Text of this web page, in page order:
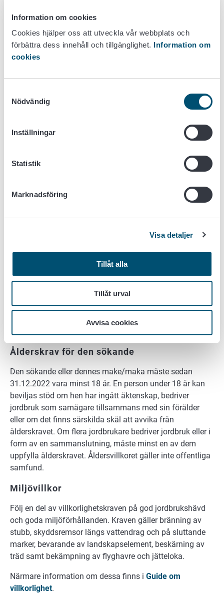
Information om cookies
Cookies hjälper oss att utveckla vår webbplats och
förbättra dess innehåll och tillgänglighet. Information om
cookies
Nödvändig
Inställningar
Statistik
Marknadsföring
Visa detaljer
Tillåt alla
Tillåt urval
Avvisa cookies
Jordbruks-,
trädgårds- och
åkergrödor
C2 norr och
skärgårdsområdena i
stödområde C
20
Jordbruks-,
åkergrödor
åkergrödor
Stödområdena finns på sidan
Karta över stöd- och
Stöd betalas inte för åkerarealer som har uppgetts vara
naturbete, naturäng eller naturvårdsvall. I stödregionerna
C3 och C4 betalas inte heller stöd för odlingsarealer för
vete och maltkorn eller arealer för växter som får nordligt
hektarstöd, med undantag av frilandsgrönsaker.
3. Stödvillkor
Ålderskrav för den sökande
Den sökande eller dennes make/maka måste sedan
31.12.2022 vara minst 18 år. En person under 18 år kan
beviljas stöd om hen har ingått äktenskap, bedriver
jordbruk som samägare tillsammans med sin förälder
eller om det finns särskilda skäl att avvika från
ålderskravet. Om flera jordbrukare bedriver jordbruk eller i
form av en sammanslutning, måste minst en av dem
uppfylla ålderskravet. Åldersvillkoret gäller inte offentliga
samfund.
Miljövillkor
Följ en del av villkorlighetskraven på god jordbrukshävd
och goda miljöförhållanden. Kraven gäller bränning av
stubb, skyddsremsor längs vattendrag och på sluttande
marker, bevarande av landskapselement, beskärning av
träd samt bekämpning av flyghavre och jätteloka.
Närmare information om dessa finns i Guide om
villkorlighet.